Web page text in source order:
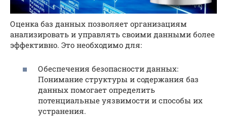
Оценка баз данных позволяет организациям
анализировать и управлять своими данными более
эффективно. Это необходимо для:
Обеспечения безопасности данных:
Понимание структуры и содержания баз
данных помогает определить
потенциальные уязвимости и способы их
устранения.